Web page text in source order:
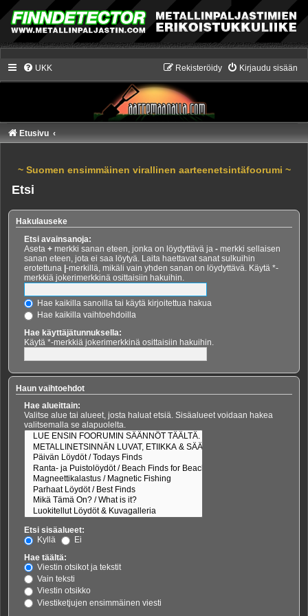
UKK Kirjaudu sisään
Rekisteröidy
Etusivu
~ Suomen ensimmäinen virallinen aarteenetsintäfoorumi ~
Etsi
Hakulauseke
Etsi avainsanoja:
Aseta + merkki sanan eteen, jonka on löydyttävä ja - merkki sellaisen
sanan eteen, jota ei saa löytyä. Laita haettavat sanat sulkuihin
erotettuna -merkillä, mikäli vain yhden sanan on löydyttävä. Käytä *-
merkkiä jokerimerkkinä osittaisiin hakuihin.
Hae kaikilla sanoilla tai käytä kirjoitettua hakua
Hae kaikilla vaihtoehdoilla
Hae käyttäjätunnuksella:
Käytä *-merkkiä jokerimerkkinä osittaisiin hakuihin.
Haun vaihtoehdot
Hae alueittain:
Valitse alue tai alueet, josta haluat etsiä. Sisäalueet voidaan hakea
valitsemalla se alapuolelta.
Etsi sisäalueet:
Kyllä
Ei
Hae täältä:
Viestin otsikot ja tekstit
Vain teksti
Viestin otsikko
Viestiketjujen ensimmäinen viesti